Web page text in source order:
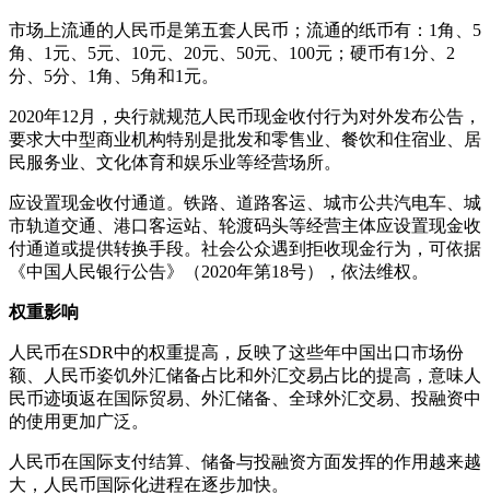
市场上流通的人民币是第五套人民币；流通的纸币有：1角、5
角、1元、5元、10元、20元、50元、100元；硬币有1分、2
分、5分、1角、5角和1元。
2020年12月，央行就规范人民币现金收付行为对外发布公告，
要求大中型商业机构特别是批发和零售业、餐饮和住宿业、居
民服务业、文化体育和娱乐业等经营场所。
应设置现金收付通道。铁路、道路客运、城市公共汽电车、城
市轨道交通、港口客运站、轮渡码头等经营主体应设置现金收
付通道或提供转换手段。社会公众遇到拒收现金行为，可依据
《中国人民银行公告》（2020年第18号），依法维权。
权重影响
人民币在SDR中的权重提高，反映了这些年中国出口市场份
额、人民币姿饥外汇储备占比和外汇交易占比的提高，意味人
民币迹顷返在国际贸易、外汇储备、全球外汇交易、投融资中
的使用更加广泛。
人民币在国际支付结算、储备与投融资方面发挥的作用越来越
大，人民币国际化进程在逐步加快。